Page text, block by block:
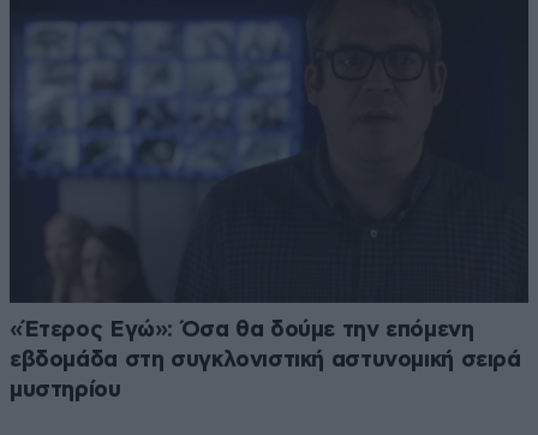
«Έτερος Εγώ»: Όσα θα δούμε την επόμενη
εβδομάδα στη συγκλονιστική αστυνομική σειρά
μυστηρίου